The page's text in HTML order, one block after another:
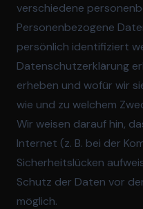
verschiedene
Personenbezogene
persönlich identifiziert
Datenschutzerklärung
erheben und wofür wir
wie und zu welchem
Wir weisen darauf hin,
Internet (z. B. bei der
Sicherheitslücken
Schutz der Daten vor
möglich.